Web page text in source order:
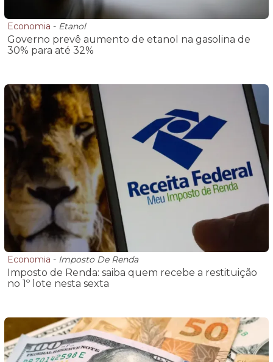
Economia - Etanol
Governo prevê aumento de etanol na gasolina de
30% para até 32%
Economia - Imposto De Renda
Imposto de Renda: saiba quem recebe a restituição
no 1º lote nesta sexta